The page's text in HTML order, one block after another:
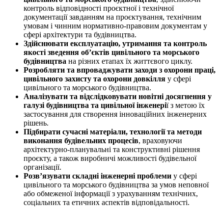
контроль відповідності проєктної і технічної
документації завданням на проєктування, технічним
умовам і чинним нормативно-правовим документам у
сфері архітектури та будівництва.
Здійснювати експлуатацію, утримання та контроль
якості зведення об’єктів цивільного та морського
будівництва на різних етапах їх життєвого циклу.
Розробляти та впроваджувати заходи з охорони праці,
цивільного захисту та охорони довкілля у сфері
цивільного та морського будівництва.
Аналізувати та відслідковувати новітні досягнення у
галузі будівництва та цивільної інженерії з метою їх
застосування для створення інноваційних інженерних
рішень.
Підбирати сучасні матеріали, технології та методи
виконання будівельних процесів, враховуючи
архітектурно-планувальні та конструктивні рішення
проєкту, а також виробничі можливості будівельної
організації.
Розв’язувати складні інженерні проблеми у сфері
цивільного та морського будівництва за умов неповної
або обмеженої інформації з урахуванням технічних,
соціальних та етичних аспектів відповідальності.